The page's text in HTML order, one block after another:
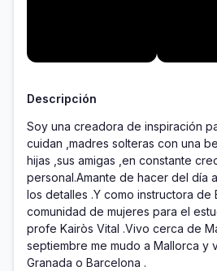
Descripción
Soy una creadora de inspiración
cuidan ,madres solteras con una
hijas ,sus amigas ,en constante
personal.Amante de hacer del día
los detalles .Y como instructora de
comunidad de mujeres para el
profe Kairòs Vital .Vivo cerca de
septiembre me mudo a Mallorca y
Granada o Barcelona .